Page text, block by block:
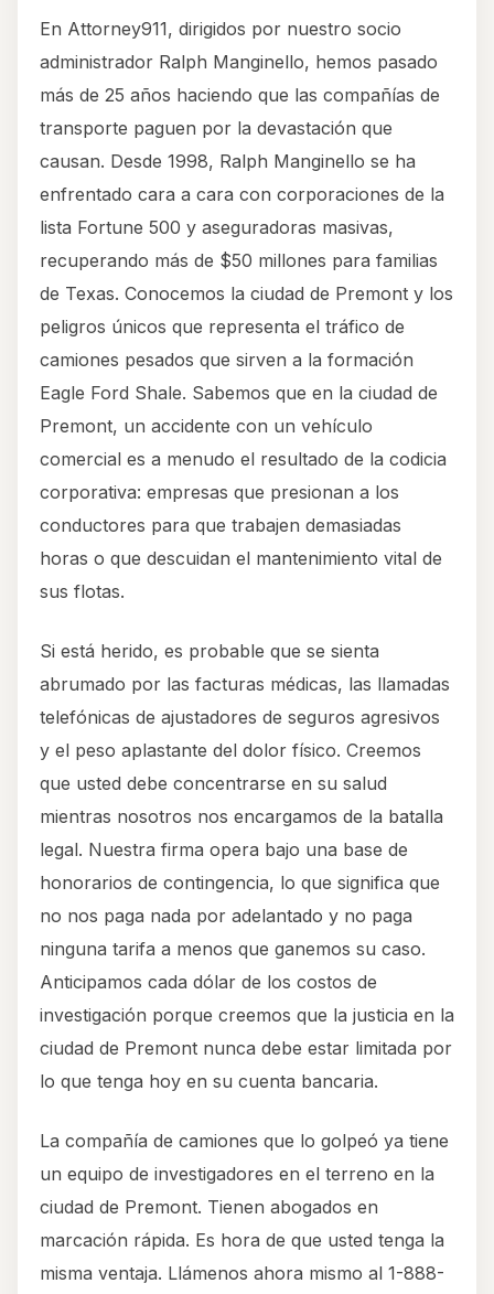
En Attorney911, dirigidos por nuestro socio
administrador Ralph Manginello, hemos pasado
más de 25 años haciendo que las compañías de
transporte paguen por la devastación que
causan. Desde 1998, Ralph Manginello se ha
enfrentado cara a cara con corporaciones de la
lista Fortune 500 y aseguradoras masivas,
recuperando más de $50 millones para familias
de Texas. Conocemos la ciudad de Premont y los
peligros únicos que representa el tráfico de
camiones pesados que sirven a la formación
Eagle Ford Shale. Sabemos que en la ciudad de
Premont, un accidente con un vehículo
comercial es a menudo el resultado de la codicia
corporativa: empresas que presionan a los
conductores para que trabajen demasiadas
horas o que descuidan el mantenimiento vital de
sus flotas.
Si está herido, es probable que se sienta
abrumado por las facturas médicas, las llamadas
telefónicas de ajustadores de seguros agresivos
y el peso aplastante del dolor físico. Creemos
que usted debe concentrarse en su salud
mientras nosotros nos encargamos de la batalla
legal. Nuestra firma opera bajo una base de
honorarios de contingencia, lo que significa que
no nos paga nada por adelantado y no paga
ninguna tarifa a menos que ganemos su caso.
Anticipamos cada dólar de los costos de
investigación porque creemos que la justicia en la
ciudad de Premont nunca debe estar limitada por
lo que tenga hoy en su cuenta bancaria.
La compañía de camiones que lo golpeó ya tiene
un equipo de investigadores en el terreno en la
ciudad de Premont. Tienen abogados en
marcación rápida. Es hora de que usted tenga la
misma ventaja. Llámenos ahora mismo al 1-888-